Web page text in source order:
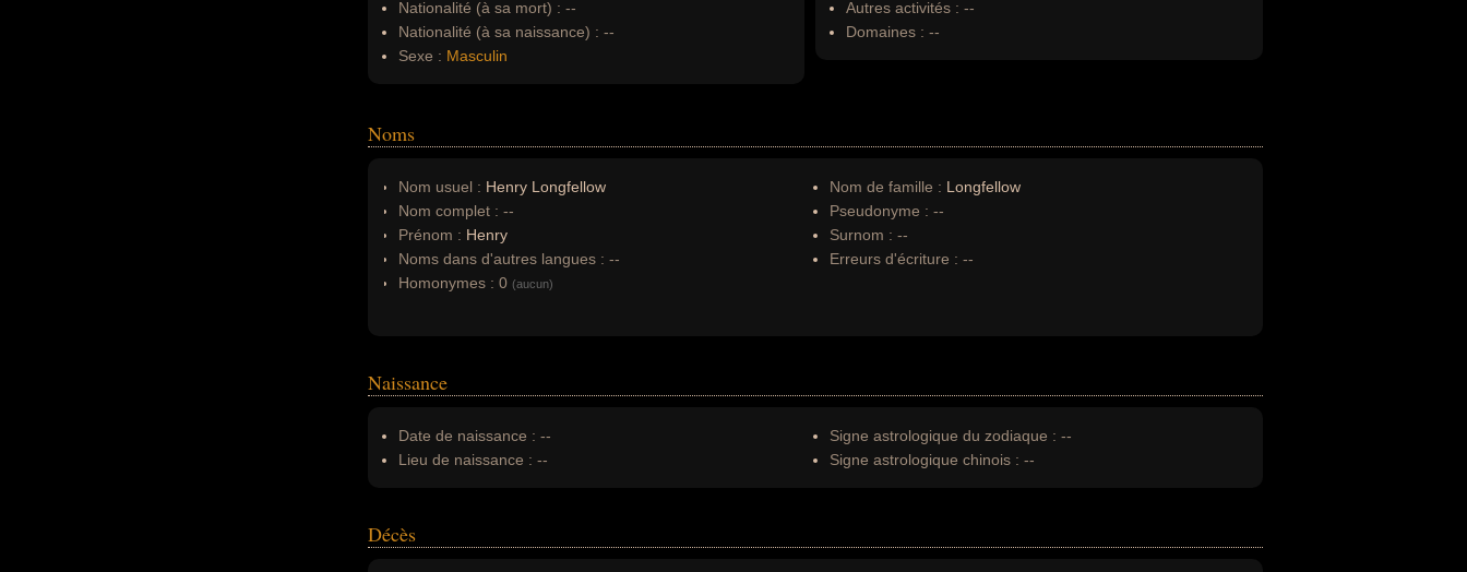
Nationalité (à sa mort) : --
Nationalité (à sa naissance) : --
Sexe : Masculin
Autres activités : --
Domaines : --
Noms
Nom usuel : Henry Longfellow
Nom complet : --
Prénom : Henry
Noms dans d'autres langues : --
Homonymes : 0 (aucun)
Nom de famille : Longfellow
Pseudonyme : --
Surnom : --
Erreurs d'écriture : --
Naissance
Date de naissance : --
Lieu de naissance : --
Signe astrologique du zodiaque : --
Signe astrologique chinois : --
Décès